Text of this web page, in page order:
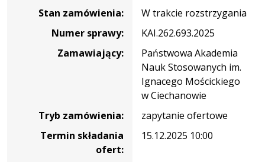
dostawa
materiałów
Stan zamówienia:
W trakcie rozstrzygania
Numer sprawy:
KAI.262.693.2025
Zamawiający:
Państwowa Akademia
Nauk Stosowanych im.
Ignacego Mościckiego
w Ciechanowie
Tryb zamówienia:
zapytanie ofertowe
Termin składania
ofert:
15.12.2025 10:00